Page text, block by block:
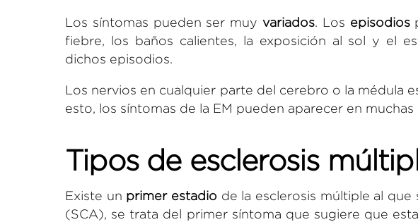
Los síntomas pueden ser muy variados. Los episodios
fiebre, los baños calientes, la exposición al sol y el
dichos episodios.
Los nervios en cualquier parte del cerebro o la médula
esto, los síntomas de la EM pueden aparecer en
Tipos de esclerosis
Existe un primer estadio de la esclerosis múltiple al
(SCA), se trata del primer síntoma que sugiere que